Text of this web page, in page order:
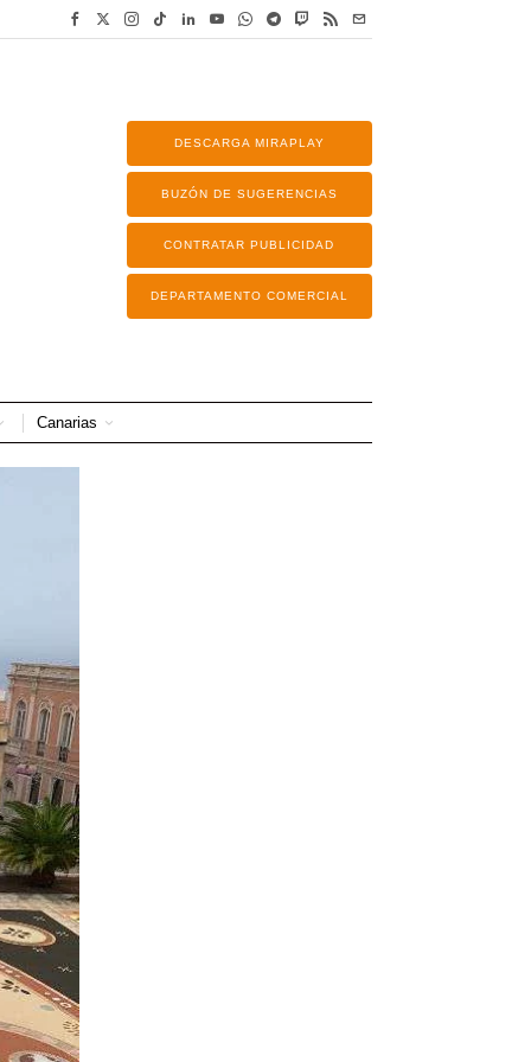
DESCARGA MIRAPLAY
BUZÓN DE SUGERENCIAS
CONTRATAR PUBLICIDAD
DEPARTAMENTO COMERCIAL
Canarias